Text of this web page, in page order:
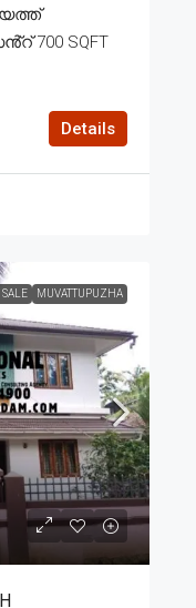
700 SQFT
Details
SALE MUVATTUPUZHA